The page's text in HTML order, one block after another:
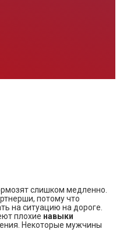
слишком медленно.
потому что
на ситуацию на дороге.
плохие навыки
Некоторые мужчины